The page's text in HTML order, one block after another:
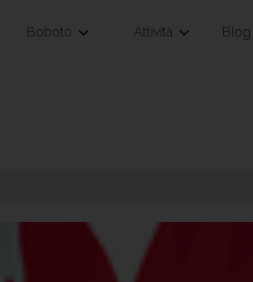
Boboto Attività Blog